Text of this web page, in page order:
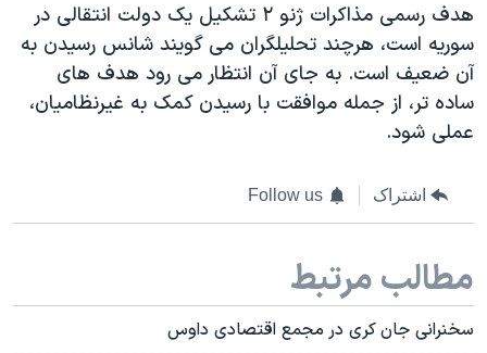
هدف رسمی مذاکرات ژنو ۲ تشکیل یک دولت انتقالی در
سوریه است، هرچند تحلیلگران می گویند شانس رسیدن به
آن ضعیف است. به جای آن انتظار می رود هدف های
ساده تر، از جمله موافقت با رسیدن کمک به غیرنظامیان،
عملی شود.
اشتراک Follow us
مطالب مرتبط
سخنرانی جان کری در مجمع اقتصادی داوس